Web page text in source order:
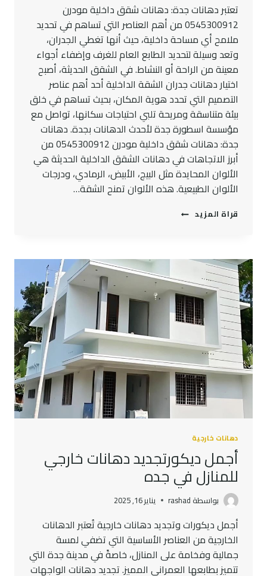
تعتبر دهانات جدة: دهانات شقق داخلية مودرن
0545300912 من أهم العناصر التي تساهم في تحديد
ملامح أي مساحة داخلية، حيث أنها تغطي الجدران،
وتعد وسيلة لتحديد الطابع العام للغرف وإضفاء أجواء
معينة من الراحة أو النشاط. في الشقق الحديثة، أصبح
اختيار دهانات جدران الشقة الداخلية أحد أهم عناصر
التصميم التي تحدد هوية المكان، بحيث تساهم في خلق
بيئة متناسقة ومريحة تلبي احتياجات سكانها، تواصل مع
مؤسسة اسطورة جدة لأحدث الدهانات بجدة. دهانات
جدة: دهانات شقق داخلية مودرن 0545300912 من
أبرز الاتجاهات في دهانات الشقق الداخلية الحديثة هي
الألوان المحايدة مثل البيج، الأبيض، الرمادي، ودرجات
الألوان الطبيعية. هذه الألوان تمنح الشقة…
قراة المزيد دهانات
داخلية
0545300912
دهانات خارجية
أجمل ديكورتجديد دهانات خارجي
للمنازل في جده
بواسطة rashad يناير 16, 2025
أجمل ديكورات وتجديد دهانات خارجية تُعتبر الدهانات
الخارجية من العناصر الأساسية التي تضفي لمسة
جمالية وفخامة على المنازل، خاصةً في مدينة جدة التي
تتميز بطابعها العمراني المميز. تجديد دهانات الواجهات